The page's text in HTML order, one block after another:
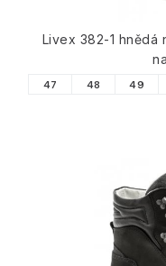
Livex 382-1 hnědá
47 48 49